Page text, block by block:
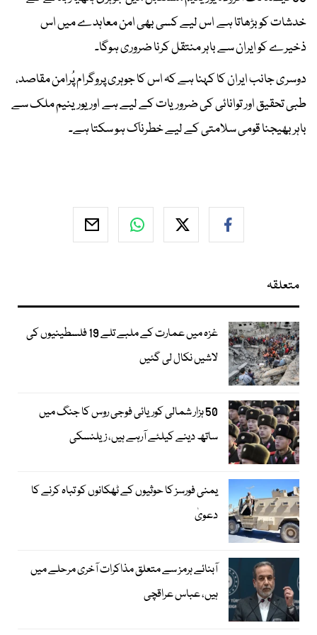
خدشات کو بڑھاتا ہے اس لیے کسی بھی امن معاہدے میں اس
ذخیرے کو ایران سے باہر منتقل کرنا ضروری ہوگا۔
دوسری جانب ایران کا کہنا ہے کہ اس کا جوہری پروگرام پُرامن مقاصد،
طبی تحقیق اور توانائی کی ضروریات کے لیے ہے اور یورینیم ملک سے
باہر بھیجنا قومی سلامتی کے لیے خطرناک ہو سکتا ہے۔
متعلقہ
غزہ میں عمارت کے ملبے تلے 19 فلسطینیوں کی
لاشیں نکال لی گئیں
50 ہزار شمالی کوریائی فوجی روس کا جنگ میں
ساتھ دینے کیلئے آرہے ہیں، زیلنسکی
یمنی فورسز کا حوثیوں کے ٹھکانوں کو تباہ کرنے کا
دعویٰ
آبنائے ہرمز سے متعلق مذاکرات آخری مرحلے میں
ہیں، عباس عراقچی